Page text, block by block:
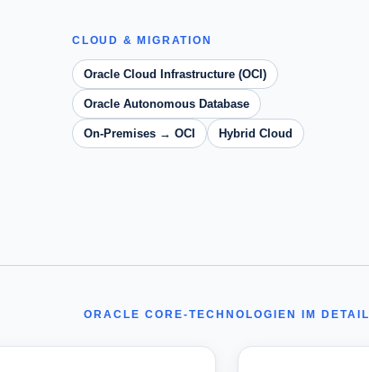
CLOUD & MIGRATION
Oracle Cloud Infrastructure (OCI)
Oracle Autonomous Database
On-Premises → OCI Hybrid Cloud
ORACLE CORE-TECHNOLOGIEN IM DETAIL